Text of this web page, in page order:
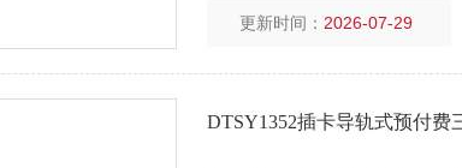
更新时间： 2026-07-29
DTSY1352插卡导轨式预付费